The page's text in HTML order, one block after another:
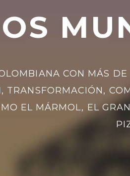
CON MÁS
TRANSFORMACIÓN,
EL MÁRMOL, EL